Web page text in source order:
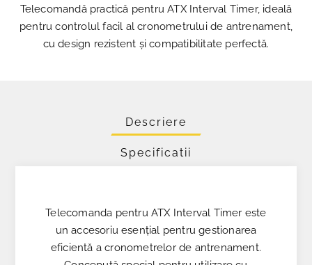
Telecomandă practică pentru ATX Interval Timer, ideală
pentru controlul facil al cronometrului de antrenament,
cu design rezistent și compatibilitate perfectă.
Descriere
Specificatii
Telecomanda pentru ATX Interval Timer este
un accesoriu esențial pentru gestionarea
eficientă a cronometrelor de antrenament.